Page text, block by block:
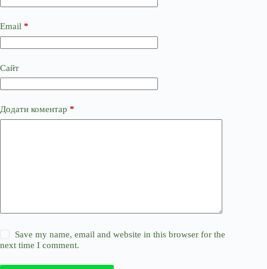
Email *
Сайт
Додати коментар *
Save my name, email and website in this browser for the
next time I comment.